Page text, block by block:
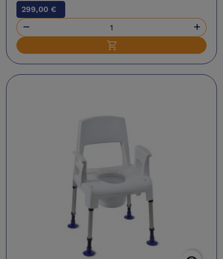
299,00 €
 
Ajouter au panier